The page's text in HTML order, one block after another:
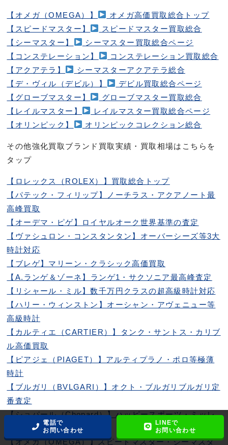
【オメガ（OMEGA）】
オメガ高価買取総合トップ
【スピードマスター】
スピードマスター買取総合
【シーマスター】
シーマスター買取総合ページ
【コンステレーション】
コンステレーション買取総合
【アクアテラ】
シーマスターアクアテラ総合
【デ・ヴィル（デビル）】
デビル買取総合ページ
【グローブマスター】
グローブマスター買取総合
【レイルマスター】
レイルマスター買取総合ページ
【オリンピック】
オリンピックコレクション総合
その他強化買取ブランド買取実績・買取相場はこちらを
タップ
【ロレックス（ROLEX）】買取総合トップ
【パテック・フィリップ】ノーチラス・アクアノート最
高峰買取
【オーデマ・ピゲ】ロイヤルオーク世界基準の査定
【ヴァシュロン・コンスタンタン】オーバーシーズ等3大
時計対応
【ブレゲ】マリーン・クラシック高価買取
【A.ランゲ＆ゾーネ】ランゲ1・サクソニア最高峰査定
【リシャール・ミル】数千万円クラスの超高級時計対応
【ハリー・ウィンストン】オーシャン・アヴェニュー等
高級時計
【カルティエ（CARTIER）】タンク・サントス・カリブ
ル高価買取
【ピアジェ（PIAGET）】アルティプラノ・ポロ等極薄
時計
【ブルガリ（BVLGARI）】オクト・ブルガリブルガリ定
番査定
【ショパール（Chopard）】ハッピースポーツ・ミッレ
【オメガ（OMEGA）】スピードマスター・シーマスタ
電話で
お問い合わせ
LINEで
お問い合わせ